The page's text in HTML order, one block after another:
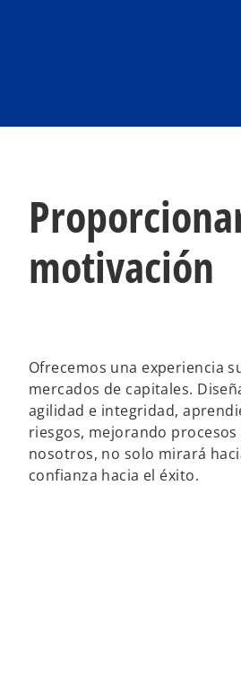
motivación
Ofrecemos una experiencia
mercados de capitales.
agilidad e integridad,
riesgos, mejorando
nosotros, no solo mirará
confianza hacia el éxito.